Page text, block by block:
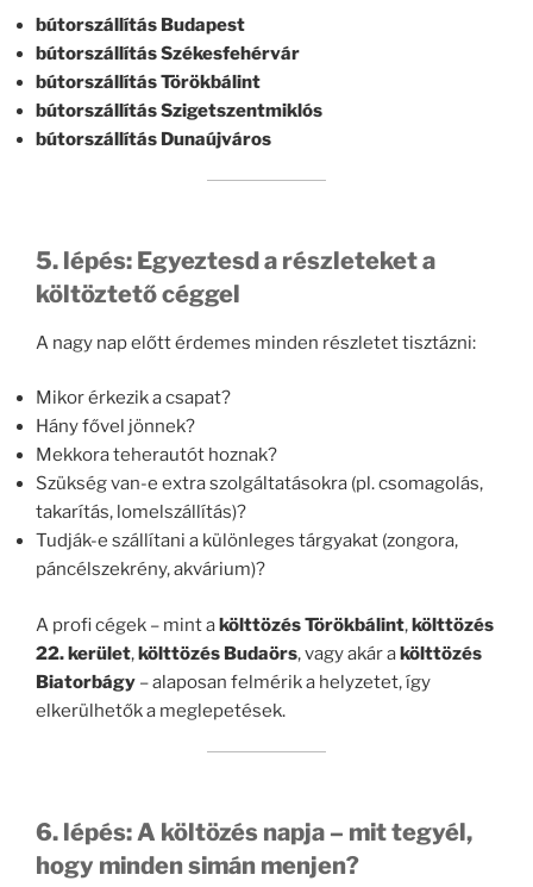
bútorszállítás Budapest
bútorszállítás Székesfehérvár
bútorszállítás Törökbálint
bútorszállítás Szigetszentmiklós
bútorszállítás Dunaújváros
5. lépés: Egyeztesd a részleteket a
költöztető céggel
A nagy nap előtt érdemes minden részletet tisztázni:
Mikor érkezik a csapat?
Hány fővel jönnek?
Mekkora teherautót hoznak?
Szükség van-e extra szolgáltatásokra (pl. csomagolás,
takarítás, lomelszállítás)?
Tudják-e szállítani a különleges tárgyakat (zongora,
páncélszekrény, akvárium)?
A profi cégek – mint akölttözés Törökbálint,költtözés
22. kerület,költtözés Budaörs, vagy akár akölttözés
Biatorbágy – alaposan felmérik a helyzetet, így
elkerülhetők a meglepetések.
6. lépés: A költözés napja – mit tegyél,
hogy minden simán menjen?